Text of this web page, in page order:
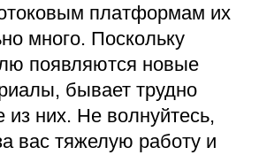
платформам их
много. Поскольку
появляются новые
бывает трудно
из них. Не волнуйтесь,
вас тяжелую работу и